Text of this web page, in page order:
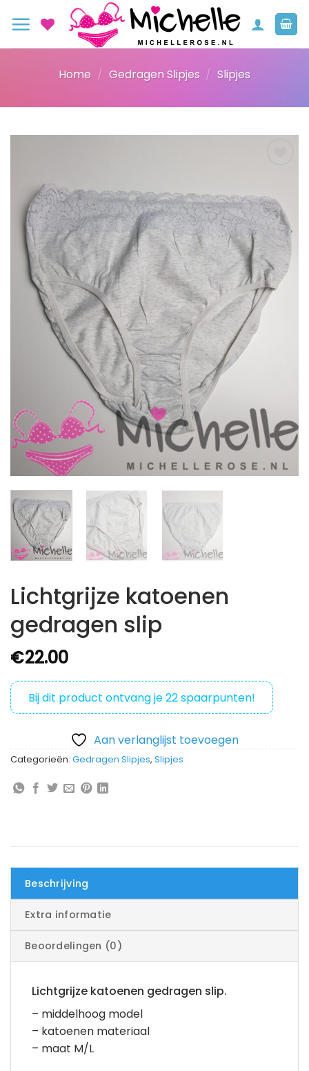
naar
Home / Gedragen Slipjes / Slipjes
Lichtgrijze katoenen
gedragen slip
€22.00
Bij dit product ontvang je22spaarpunten!
Aan verlanglijst toevoegen
Categorieën: Gedragen Slipjes, Slipjes
Beschrijving
Extra informatie
Beoordelingen (0)
Lichtgrijze katoenen gedragen slip.
– middelhoog model
– katoenen materiaal
– maat M/L